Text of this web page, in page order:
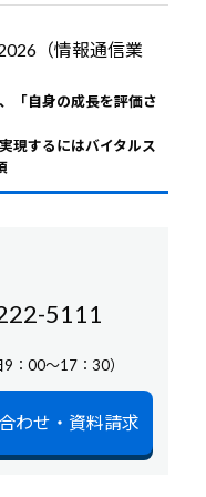
（情報通信業
「自身の成長を評価さ
現するにはバイタルス
5111
9：00～17：30）
わせ・資料請求